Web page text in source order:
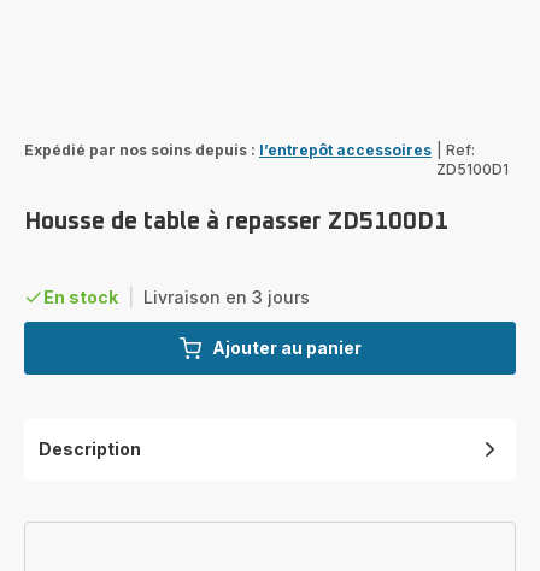
Expédié par nos soins depuis : l’entrepôt accessoires
Ref:
ZD5100D1
Housse de table à repasser ZD5100D1
En stock Livraison en 3 jours
Ajouter au panier
Description